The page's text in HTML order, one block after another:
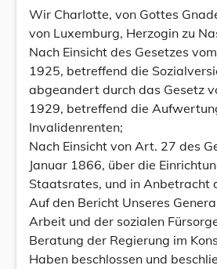
Wir Charlotte, von Gottes
von Luxemburg, Herzogin zu
Nach Einsicht des Gesetzes
1925, betreffend die
abgeandert durch das Gesetz
1929, betreffend die
Invalidenrenten;
Nach Einsicht von Art. 27 des
Januar 1866, über die
Staatsrates, und in Anbetracht
Auf den Bericht Unseres
Arbeit und der sozialen
Beratung der Regierung im
Haben beschlossen und